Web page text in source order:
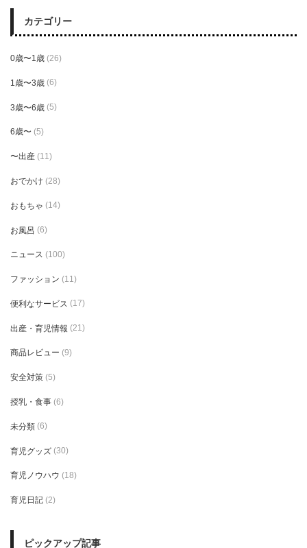
カテゴリー
0歳〜1歳 (26)
1歳〜3歳 (6)
3歳〜6歳 (5)
6歳〜 (5)
〜出産 (11)
おでかけ (28)
おもちゃ (14)
お風呂 (6)
ニュース (100)
ファッション (11)
便利なサービス (17)
出産・育児情報 (21)
商品レビュー (9)
安全対策 (5)
授乳・食事 (6)
未分類 (6)
育児グッズ (30)
育児ノウハウ (18)
育児日記 (2)
ピックアップ記事